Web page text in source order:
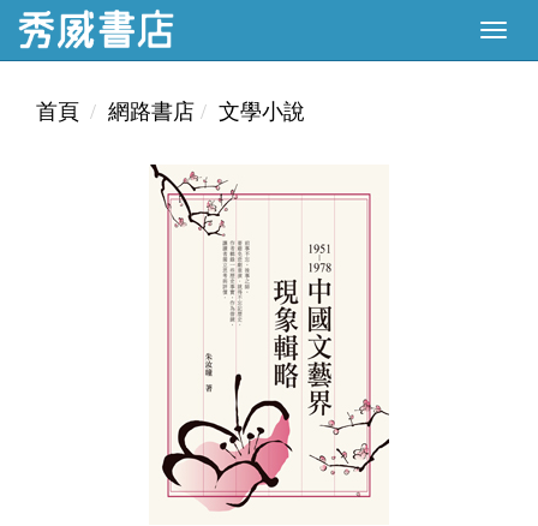
首頁 網路書店 文學小說